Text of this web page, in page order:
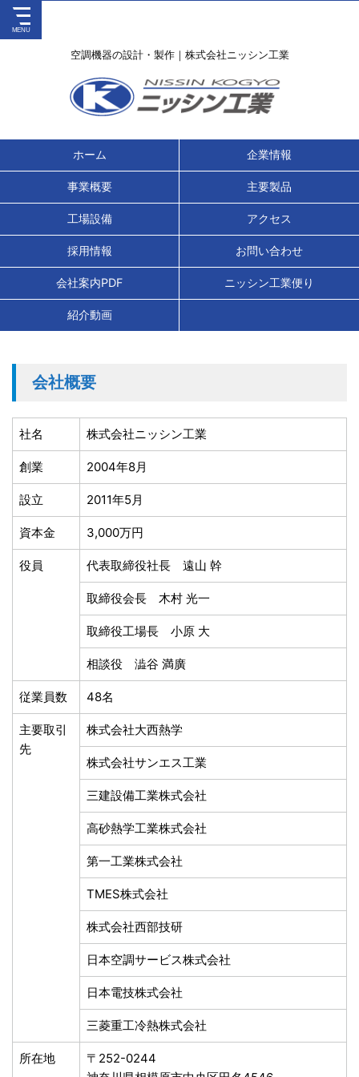
空調機器の設計・製作｜株式会社ニッシン工業
ホーム 企業情報
事業概要 主要製品
工場設備 アクセス
採用情報 お問い合わせ
会社案内PDF ニッシン工業便り
紹介動画
会社概要
社名 株式会社ニッシン工業
創業 2004年8月
設立 2011年5月
資本金 3,000万円
役員 代表取締役社長 遠山 幹
取締役会長 木村 光一
取締役工場長 小原 大
相談役 澁谷 満廣
従業員数 48名
主要取引
先
株式会社大西熱学
株式会社サンエス工業
三建設備工業株式会社
高砂熱学工業株式会社
第一工業株式会社
TMES株式会社
株式会社西部技研
日本空調サービス株式会社
日本電技株式会社
三菱重工冷熱株式会社
所在地
〒252-0244